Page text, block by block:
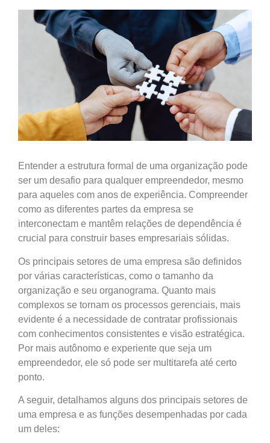
Entender a estrutura formal de uma organização pode
ser um desafio para qualquer empreendedor, mesmo
para aqueles com anos de experiência. Compreender
como as diferentes partes da empresa se
interconectam e mantêm relações de dependência é
crucial para construir bases empresariais sólidas.
Os principais setores de uma empresa são definidos
por várias características, como o tamanho da
organização e seu organograma. Quanto mais
complexos se tornam os processos gerenciais, mais
evidente é a necessidade de contratar profissionais
com conhecimentos consistentes e visão estratégica.
Por mais autônomo e experiente que seja um
empreendedor, ele só pode ser multitarefa até certo
ponto.
A seguir, detalhamos alguns dos principais setores de
uma empresa e as funções desempenhadas por cada
um deles: